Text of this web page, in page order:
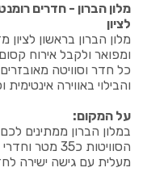
מלון הברון - חדרים
לציון
מלון הברון בראשון
ומפואר ולקבל אירוח
כל חדר וסוויטה
והבילוי באווירה אינטימית
על המקום:
מעלית עם גישה ישירה